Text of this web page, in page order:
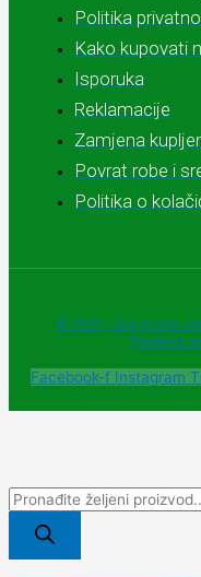
Politika
Kako kupovati
Isporuka
Reklamacije
Zamjena
Povrat robe i
Politika o
© 2025 - Sva prava
Powered
Facebook-f Instagram